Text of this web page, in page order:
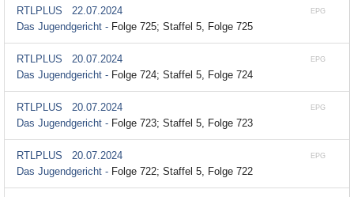
EPG
RTLPLUS
22.07.2024
Das Jugendgericht - Folge 725; Staffel 5, Folge 725
EPG
RTLPLUS
20.07.2024
Das Jugendgericht - Folge 724; Staffel 5, Folge 724
EPG
RTLPLUS
20.07.2024
Das Jugendgericht - Folge 723; Staffel 5, Folge 723
EPG
RTLPLUS
20.07.2024
Das Jugendgericht - Folge 722; Staffel 5, Folge 722